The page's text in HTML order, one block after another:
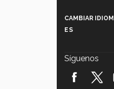
CAMBIAR
ES
Síguenos